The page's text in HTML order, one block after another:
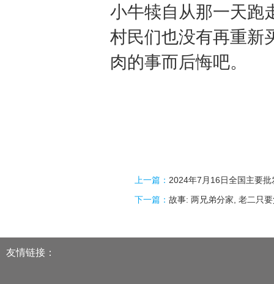
小牛犊自从那一天跑
村民们也没有再重新
肉的事而后悔吧。
上一篇： 2024年7月16日全国主要
下一篇： 故事: 两兄弟分家, 老二只
友情链接：